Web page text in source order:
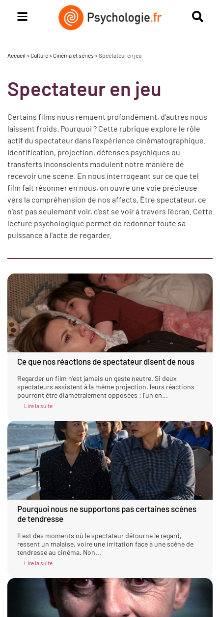
Accueil >Culture>Cinéma et séries >Spectateur en jeu
Spectateur en jeu
Certains films nous remuent profondément, d’autres nous
laissent froids. Pourquoi ? Cette rubrique explore le rôle
actif du spectateur dans l’expérience cinématographique.
Identification, projection, défenses psychiques ou
transferts inconscients modulent notre manière de
recevoir une scène. En nous interrogeant sur ce que tel
film fait résonner en nous, on ouvre une voie précieuse
vers la compréhension de nos affects. Être spectateur, ce
n’est pas seulement voir, c’est se voir à travers l’écran. Cette
lecture psychologique permet de redonner toute sa
puissance à l’acte de regarder.
Ce que nos réactions de spectateur disent de nous
Regarder un film n’est jamais un geste neutre. Si deux
spectateurs assistent à la même projection, leurs réactions
pourront être diamétralement opposées : l’un en...
Lire la suite
Pourquoi nous ne supportons pas certaines scènes
de tendresse
Il est des moments où le spectateur détourne le regard,
ressent un malaise, voire une irritation face à une scène de
tendresse au cinéma. Non...
Lire la suite